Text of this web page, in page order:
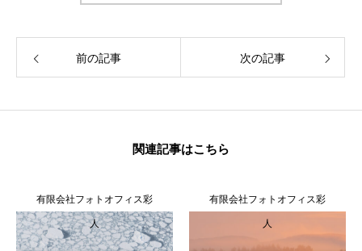
ンラインアジト】
無料で登録したい企業様はこちら メディア取材受付口はこちら
前の記事 次の記事
関連記事はこちら
有限会社フォトオフィス彩
人
有限会社フォトオフィス彩
人